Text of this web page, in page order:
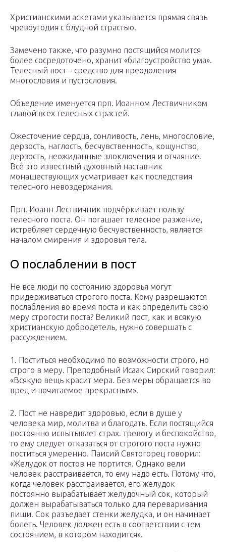
Христианскими аскетами указывается прямая связь
чревоугодия с блудной страстью.
Замечено также, что разумно постящийся молится
более сосредоточено, хранит «благоустройство ума».
Телесный пост – средство для преодоления
многословия и пустословия.
Объедение именуется прп. Иоанном Лествичником
главой всех телесных страстей.
Ожесточение сердца, сонливость, лень, многословие,
дерзость, наглость, бесчувственность, кощунство,
дерзость, неожиданные злоключения и отчаяние.
Всё это известный духовный наставник
монашествующих усматривает как последствия
телесного невоздержания.
Прп. Иоанн Лествичник подчёркивает пользу
телесного поста. Он погашает телесное разжение,
истребляет сердечную бесчувственность, является
началом смирения и здоровья тела.
О послаблении в пост
Не все люди по состоянию здоровья могут
придерживаться строгого поста. Кому разрешаются
послабления во время поста и как определить свою
меру строгости поста? Великий пост, как и всякую
христианскую добродетель, нужно совершать с
рассуждением.
1. Поститься необходимо по возможности строго, но
строго в меру. Преподобный Исаак Сирский говорил:
«Всякую вещь красит мера. Без меры обращается во
вред и почитаемое прекрасным».
2. Пост не навредит здоровью, если в душе у
человека мир, молитва и благодать. Если постящийся
постоянно испытывает страх. тревогу и беспокойство,
то ему следует отказаться от строгого поста нужно
поститься умеренно. Паисий Святогорец говорил:
«Желудок от постов не портится. Однако вели
человек расстраивается, то ему надо есть. Потому что,
когда человек расстраивается, его желудок
постоянно вырабатывает желудочный сок, который
должен вырабатываться только для переваривания
пищи. Сок разъедает стенки желудка, и он начинает
болеть. Человек должен есть в соответствии с тем
состоянием, в котором находится».